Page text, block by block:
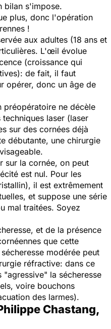
bilan s'impose.
plus, donc l'opération
!
aux adultes (18 ans et
L'œil évolue
(croissance qui
de fait, il faut
opérer, donc un âge de
préopératoire ne décèle
laser (laser
sur des cornées déjà
débutante, une chirurgie
sur la cornée, on peut
est nul. Pour les
il est extrêmement
et suppose une série
mal traitées. Soyez
et de la présence
que cette
modérée peut
réfractive: dans ce
la sécheresse
voire bouchons
des larmes).
Chastang,